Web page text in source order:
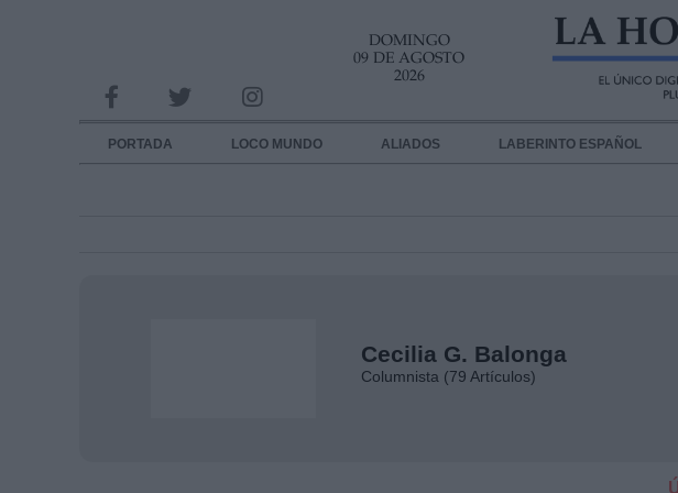
DOMINGO
09 DE AGOSTO
2026
PORTADA LOCO MUNDO ALIADOS LABERINTO ESPAÑOL
Cecilia G. Balonga
Columnista (79 Artículos)
INFORMACION SOBRE LA PROTECCIÓN DE TUS DATOS
Responsable: